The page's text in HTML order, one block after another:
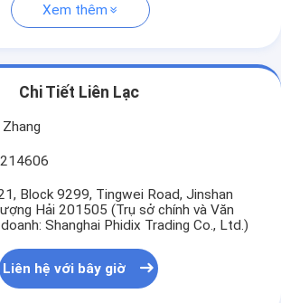
Xem thêm
Chi Tiết Liên Lạc
Block 9299, Tingwei Road, Jinshan
Hải 201505 (Trụ sở chính và Văn
Shanghai Phidix Trading Co., Ltd.)
Liên hệ với bây giờ